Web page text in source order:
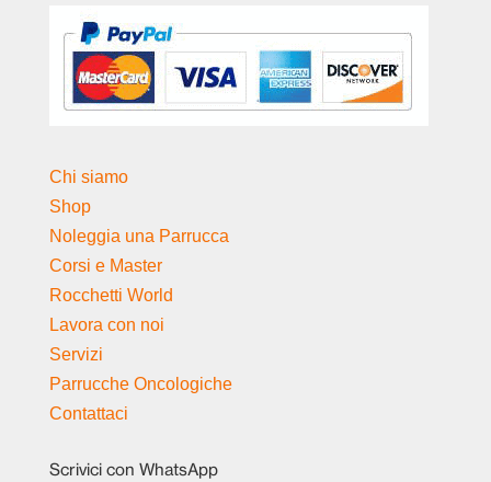
Chi siamo
Shop
Noleggia una Parrucca
Corsi e Master
Rocchetti World
Lavora con noi
Servizi
Parrucche Oncologiche
Contattaci
Scrivici con WhatsApp